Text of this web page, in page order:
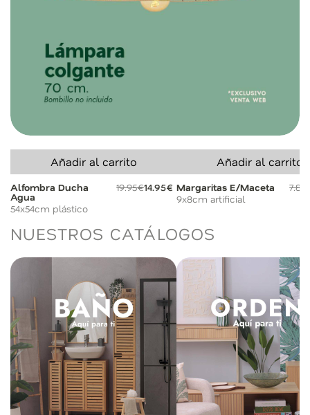
Añadir al carrito
Alfombra Ducha
Agua
19.95€14.95€
54x54cm plástico
Añadir al carrito
Margaritas E/Maceta
9x8cm artificial
NUESTROS CATÁLOGOS